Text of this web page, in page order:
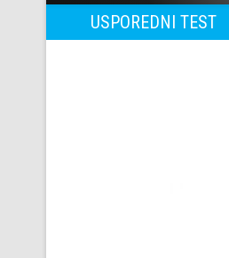
USPOREDNI TEST